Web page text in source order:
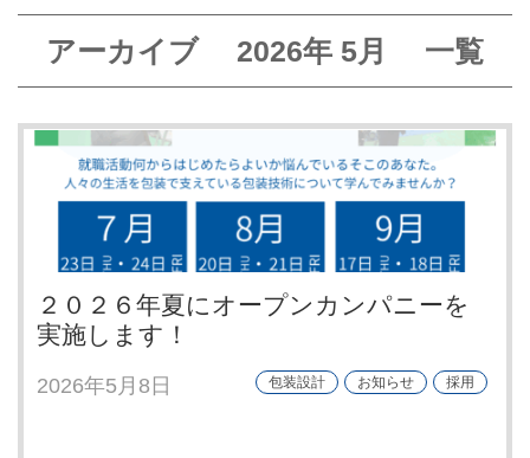
アーカイブ 2026年 5月 一覧
２０２６年夏にオープンカンパニーを
実施します！
2026年5月8日 採用
お知らせ
包装設計